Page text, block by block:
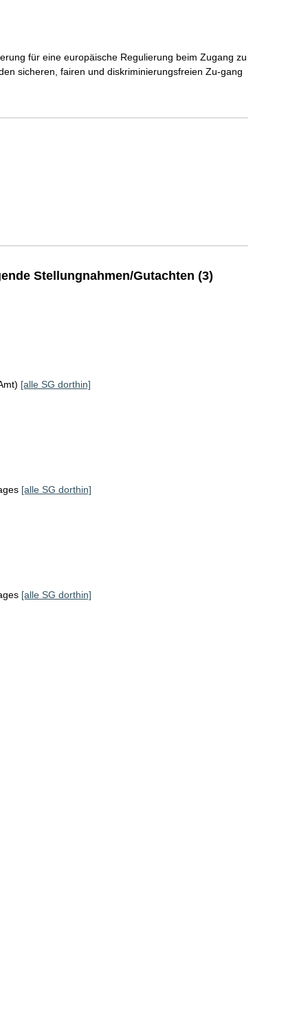
für eine europäische Regulierung beim Zugang zu
sicheren, fairen und diskriminierungsfreien Zu-gang
Stellungnahmen/Gutachten (3)
[alle SG dorthin]
[alle SG dorthin]
[alle SG dorthin]